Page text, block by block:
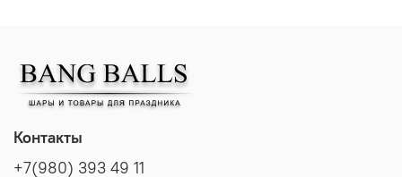
Контакты
+7(980) 393 49 11